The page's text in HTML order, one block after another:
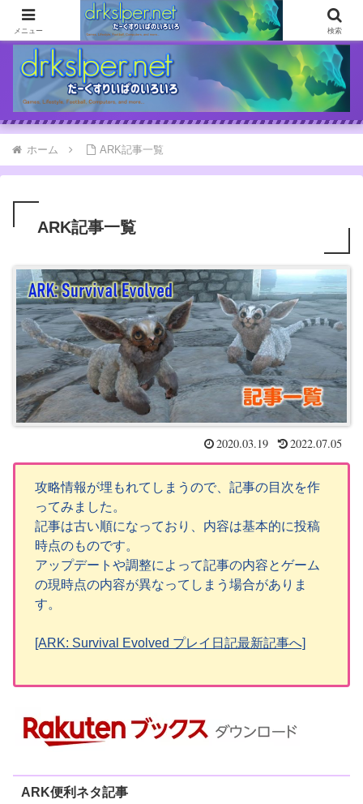
ゲームとか自分の体験談とか書いてます
ホーム ARK記事一覧
ARK記事一覧
2020.03.19 2022.07.05
攻略情報が埋もれてしまうので、記事の目次を作
ってみました。
記事は古い順になっており、内容は基本的に投稿
時点のものです。
アップデートや調整によって記事の内容とゲーム
の現時点の内容が異なってしまう場合がありま
す。
[ARK: Survival Evolved プレイ日記最新記事へ]
ARK便利ネタ記事
メニュー 検索